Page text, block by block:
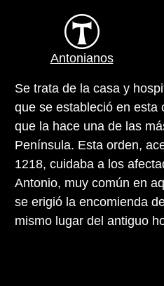
Antonianos
Se trata de la casa y
que se estableció en esta
que la hace una de las
Península. Esta orden,
1218, cuidaba a los
Antonio, muy común en
se erigió la encomienda
mismo lugar del antiguo